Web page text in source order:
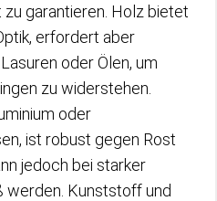
garantieren. Holz bietet
erfordert aber
oder Ölen, um
zu widerstehen.
oder
ist robust gegen Rost
jedoch bei starker
werden. Kunststoff und